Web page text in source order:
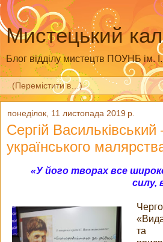
Мистецький
Блог відділу мистецтв ПОУНБ ім.
понеділок, 11 листопада 2019 р.
Сергій Васильківський
українського
«У його творах все
силу,
та